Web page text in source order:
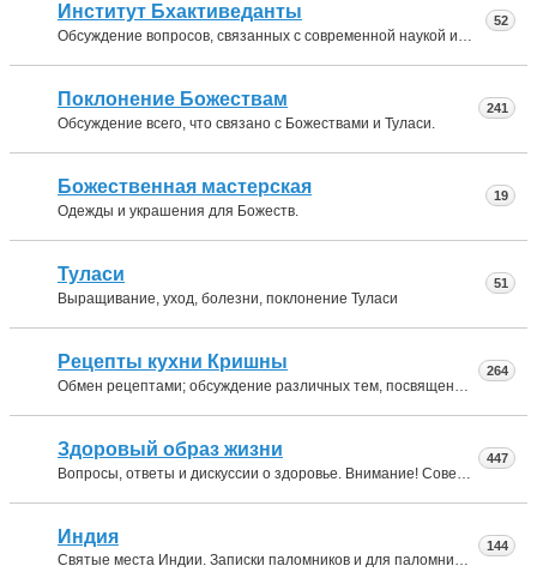
Институт Бхактиведанты 52
Поклонение Божествам
Обсуждение всего, что связано с Божествами и Туласи.
241
Божественная мастерская
Одежды и украшения для Божеств.
19
Туласи
Выращивание, уход, болезни, поклонение Туласи
51
Рецепты кухни Кришны 264
Здоровый образ жизни 447
Индия
Святые места Индии. Записки паломников и для паломников.
144